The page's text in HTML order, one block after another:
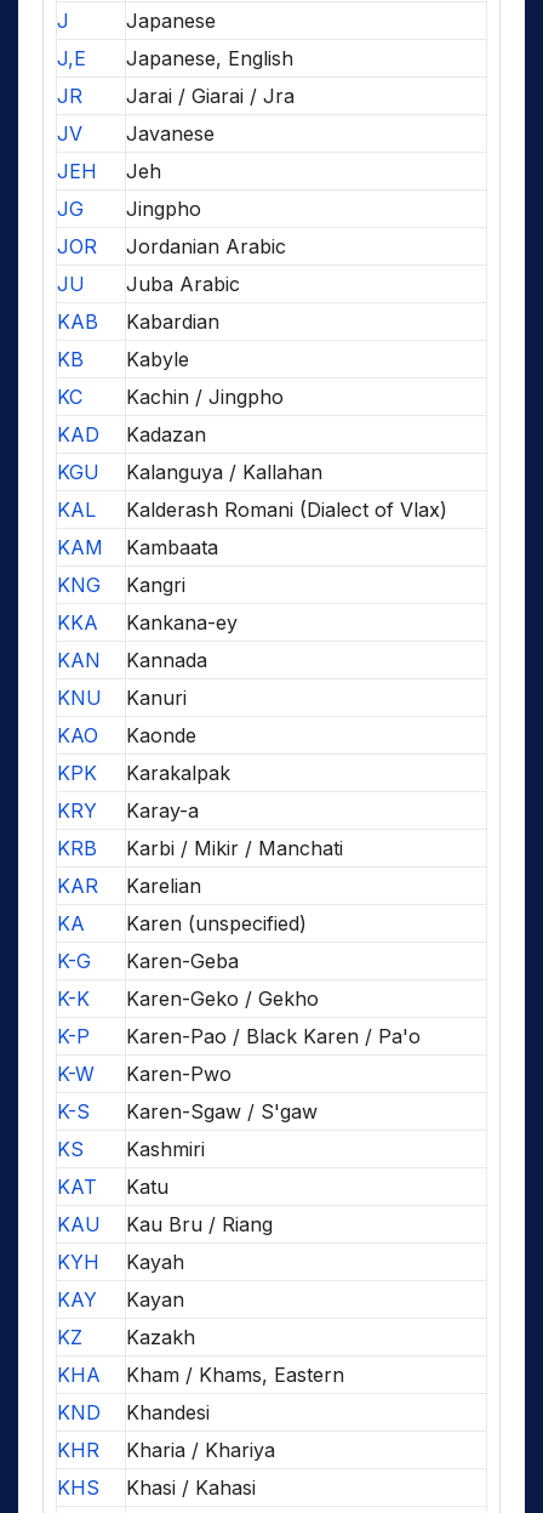
J
Japanese
J,E
Japanese, English
JR
Jarai / Giarai / Jra
JV
Javanese
JEH
Jeh
JG
Jingpho
JOR
Jordanian Arabic
JU
Juba Arabic
KAB
Kabardian
KB
Kabyle
KC
Kachin / Jingpho
KAD
Kadazan
KGU
Kalanguya / Kallahan
KAL
Kalderash Romani (Dialect of Vlax)
KAM
Kambaata
KNG
Kangri
KKA
Kankana-ey
KAN
Kannada
KNU
Kanuri
KAO
Kaonde
KPK
Karakalpak
KRY
Karay-a
KRB
Karbi / Mikir / Manchati
KAR
Karelian
KA
Karen (unspecified)
K-G
Karen-Geba
K-K
Karen-Geko / Gekho
K-P
Karen-Pao / Black Karen / Pa'o
K-W
Karen-Pwo
K-S
Karen-Sgaw / S'gaw
KS
Kashmiri
KAT
Katu
KAU
Kau Bru / Riang
KYH
Kayah
KAY
Kayan
KZ
Kazakh
KHA
Kham / Khams, Eastern
KND
Khandesi
KHR
Kharia / Khariya
KHS
Khasi / Kahasi